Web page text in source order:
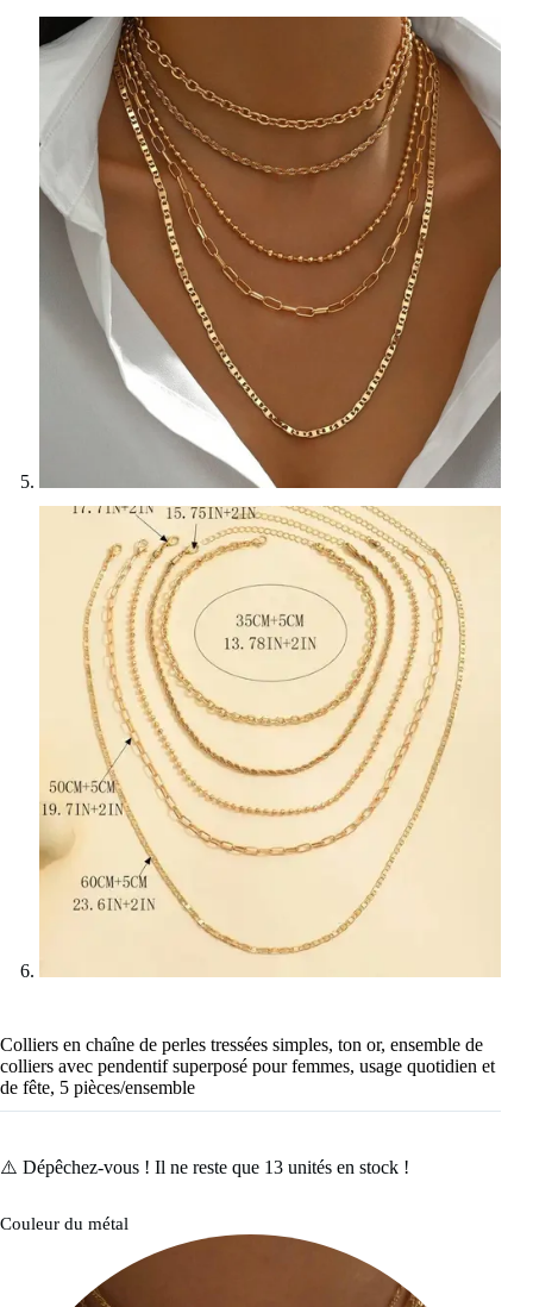
Colliers en chaîne de perles tressées simples, ton or, ensemble de
colliers avec pendentif superposé pour femmes, usage quotidien et
de fête, 5 pièces/ensemble
⚠️ Dépêchez-vous ! Il ne reste que 13 unités en stock !
Couleur du métal